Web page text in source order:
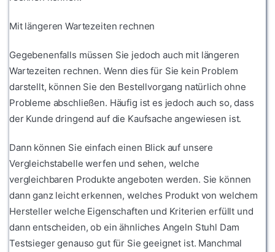
Mit längeren Wartezeiten rechnen
Gegebenenfalls müssen Sie jedoch auch mit längeren
Wartezeiten rechnen. Wenn dies für Sie kein Problem
darstellt, können Sie den Bestellvorgang natürlich ohne
Probleme abschließen. Häufig ist es jedoch auch so, dass
der Kunde dringend auf die Kaufsache angewiesen ist.
Dann können Sie einfach einen Blick auf unsere
Vergleichstabelle werfen und sehen, welche
vergleichbaren Produkte angeboten werden. Sie können
dann ganz leicht erkennen, welches Produkt von welchem
Hersteller welche Eigenschaften und Kriterien erfüllt und
dann entscheiden, ob ein ähnliches Angeln Stuhl Dam
Testsieger genauso gut für Sie geeignet ist. Manchmal